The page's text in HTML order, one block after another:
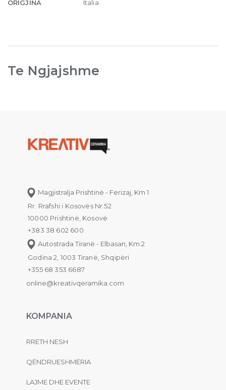
ORIGJINA Italia
Te Ngjajshme
Magjistralja Prishtinë - Ferizaj, Km 1
Rr. Rrafshi i Kosovës Nr.52
10000 Prishtinë, Kosovë
+383 38 602 600
Autostrada Tiranë - Elbasan, Km 2
Godina 2, 1003 Tiranë, Shqipëri
+355 68 353 6687
online@kreativqeramika.com
KOMPANIA
RRETH NESH
QËNDRUESHMËRIA
LAJME DHE EVENTE